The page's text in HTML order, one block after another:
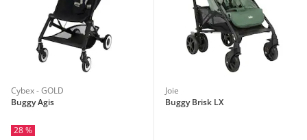
Cybex - GOLD
Buggy Agis
28 %
Joie
Buggy Brisk LX